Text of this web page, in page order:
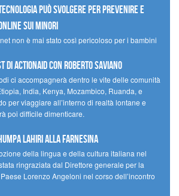
può svolgere per prevenire e
sui minori
non è mai stato così pericoloso per i bambini
di ACTIONAID con Roberto Saviano
ci accompagnerà dentro le vite delle comunità
India, Kenya, Mozambico, Ruanda, e
per viaggiare all’interno di realtà lontane e
poi difficile dimenticare.
Lahiri alla Farnesina
della lingua e della cultura italiana nel
ringraziata dal Direttore generale per la
Lorenzo Angeloni nel corso dell’incontro